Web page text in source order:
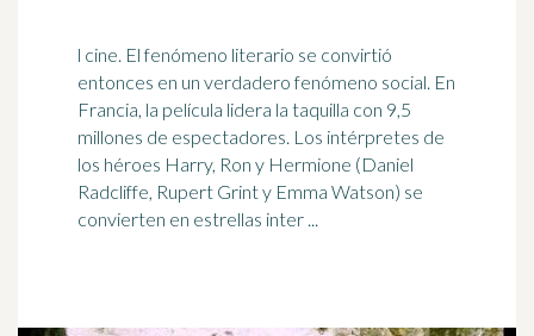
l cine. El fenómeno literario se convirtió
entonces en un verdadero fenómeno social. En
Francia, la película lidera la taquilla con 9,5
millones de espectadores. Los intérpretes de
los héroes Harry, Ron y Hermione (Daniel
Radcliffe, Rupert Grint y Emma Watson) se
convierten en estrellas inter ...